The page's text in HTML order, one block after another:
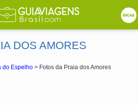
DOS AMORES
do Espelho > Fotos da Praia dos Amores